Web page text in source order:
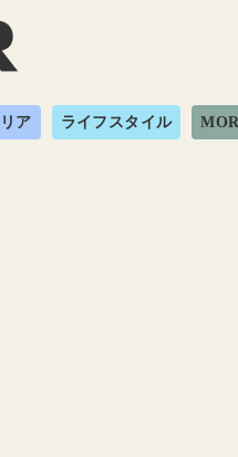
ア ライフスタイル